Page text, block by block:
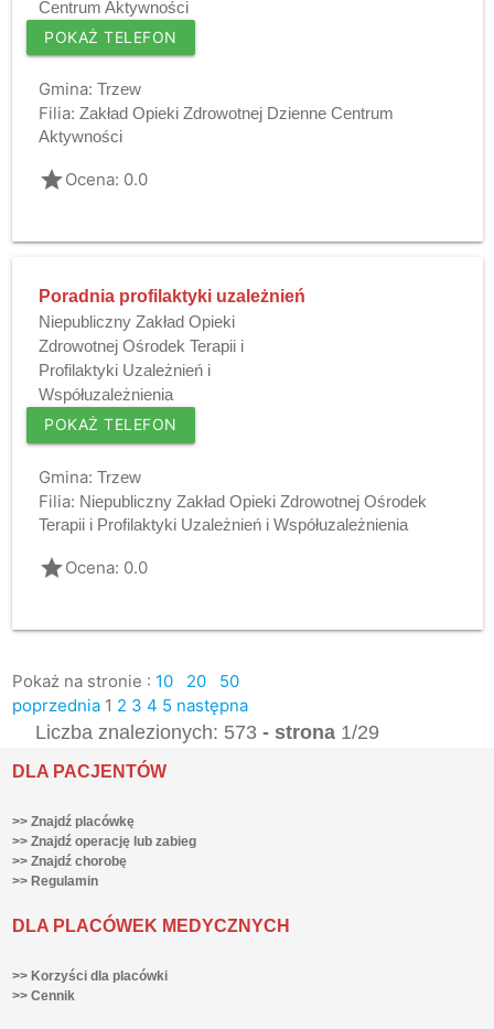
Centrum Aktywności
POKAŻ TELEFON
Gmina: Trzew
Filia: Zakład Opieki Zdrowotnej Dzienne Centrum
Aktywności
gradeOcena: 0.0
Poradnia profilaktyki uzależnień
Niepubliczny Zakład Opieki
Zdrowotnej Ośrodek Terapii i
Profilaktyki Uzależnień i
Współuzależnienia
POKAŻ TELEFON
Gmina: Trzew
Filia: Niepubliczny Zakład Opieki Zdrowotnej Ośrodek
Terapii i Profilaktyki Uzależnień i Współuzależnienia
gradeOcena: 0.0
Pokaż na stronie : 10 20
50
poprzednia 1 2 3 4 5 następna
Liczba znalezionych: 573- strona 1/29
DLA PACJENTÓW
>> Znajdź placówkę
>> Znajdź operację lub zabieg
>> Znajdź chorobę
>> Regulamin
DLA PLACÓWEK MEDYCZNYCH
>> Korzyści dla placówki
>> Cennik